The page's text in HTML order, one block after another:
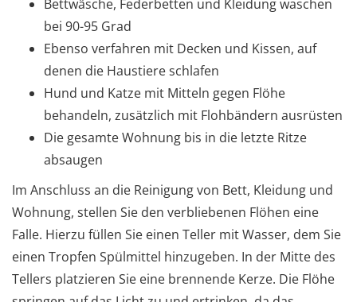
Bettwäsche, Federbetten und Kleidung waschen
bei 90-95 Grad
Ebenso verfahren mit Decken und Kissen, auf
denen die Haustiere schlafen
Hund und Katze mit Mitteln gegen Flöhe
behandeln, zusätzlich mit Flohbändern ausrüsten
Die gesamte Wohnung bis in die letzte Ritze
absaugen
Im Anschluss an die Reinigung von Bett, Kleidung und
Wohnung, stellen Sie den verbliebenen Flöhen eine
Falle. Hierzu füllen Sie einen Teller mit Wasser, dem Sie
einen Tropfen Spülmittel hinzugeben. In der Mitte des
Tellers platzieren Sie eine brennende Kerze. Die Flöhe